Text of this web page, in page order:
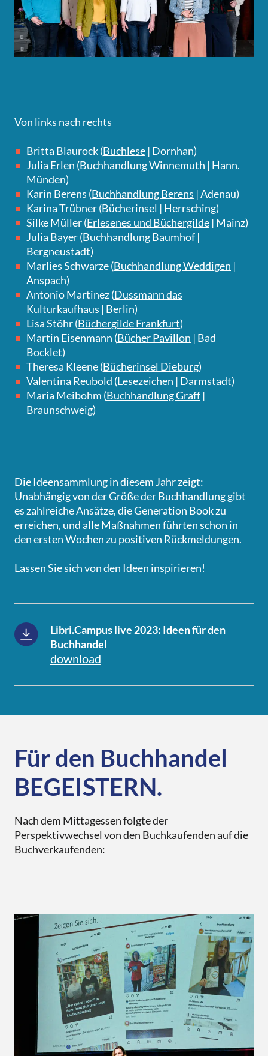
Von links nach rechts
Britta Blaurock (Buchlese | Dornhan)
Julia Erlen (Buchhandlung Winnemuth | Hann.
Münden)
Karin Berens (Buchhandlung Berens | Adenau)
Karina Trübner (Bücherinsel | Herrsching)
Silke Müller (Erlesenes und Büchergilde | Mainz)
Julia Bayer (Buchhandlung Baumhof |
Bergneustadt)
Marlies Schwarze (Buchhandlung Weddigen |
Anspach)
Antonio Martinez (Dussmann das
Kulturkaufhaus | Berlin)
Lisa Stöhr (Büchergilde Frankfurt)
Martin Eisenmann (Bücher Pavillon | Bad
Bocklet)
Theresa Kleene (Bücherinsel Dieburg)
Valentina Reubold (Lesezeichen | Darmstadt)
Maria Meibohm (Buchhandlung Graff |
Braunschweig)
Die Ideensammlung in diesem Jahr zeigt:
Unabhängig von der Größe der Buchhandlung gibt
es zahlreiche Ansätze, die Generation Book zu
erreichen, und alle Maßnahmen führten schon in
den ersten Wochen zu positiven Rückmeldungen.
Lassen Sie sich von den Ideen inspirieren!
Libri.Campus live 2023: Ideen für den
Buchhandel
download
Für den Buchhandel
BEGEISTERN.
Nach dem Mittagessen folgte der
Perspektivwechsel von den Buchkaufenden auf die
Buchverkaufenden: